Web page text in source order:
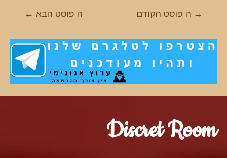
ניווט
→ ה פוסט הקודם ה פוסט הבא ←
Discret Room